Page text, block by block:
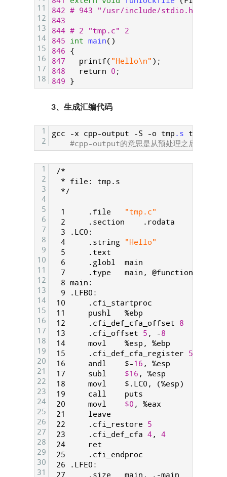
11
12
13
14
15
16
17
18
842 # 943 "/usr/include/stdio.h" 3 4
843
844 # 2 "tmp.c" 2
845
int main( )
846
{
847
printf( "Hello\n" ) ;
848
return 0 ;
849
}
3、生成汇编代码
1
2
gcc -x cpp-output -S -o tmp .s tmp
#cpp-output的意思是从预处理之后继续编译
1
2
3
4
5
6
7
8
9
10
11
12
13
14
15
16
17
18
19
20
21
22
23
24
25
26
27
28
29
30
31
/*
*
file : tmp . s
*/
1 . file
"tmp.c"
2
. section . rodata
3
. LC0 :
4
. string
"Hello"
5
. text
6
. globl
main
7
. type main , @function
8 main :
9
. LFB0 :
10
. cfi
startproc
11
pushl
%ebp
12
. cfi def cfa _offset
8
13
. cfi _offset 5 , -8
14
movl %esp ,
%ebp
15
. cfi def cfa register
5
16
andl $-16 ,
%esp
17
subl $16 ,
%esp
18
movl $ . LC0 , (%esp)
19
call
puts
20
movl $0 ,
%eax
21
leave
22
. cfi restore
5
23
. cfi def cfa 4,
4
24
ret
25
. cfi
endproc
26
. LFE0 :
27
. size main , . -main